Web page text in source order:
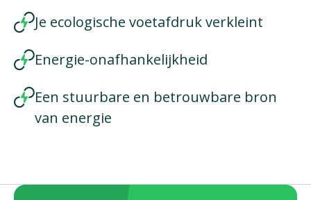
Je ecologische voetafdruk verkleint
Energie-onafhankelijkheid
Een stuurbare en betrouwbare bron
van energie